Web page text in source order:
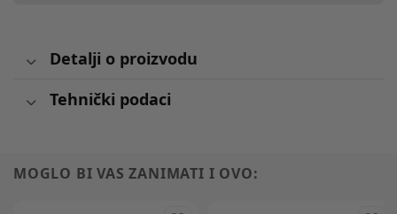
Detalji o proizvodu
Tehnički podaci
MOGLO BI VAS ZANIMATI I OVO: